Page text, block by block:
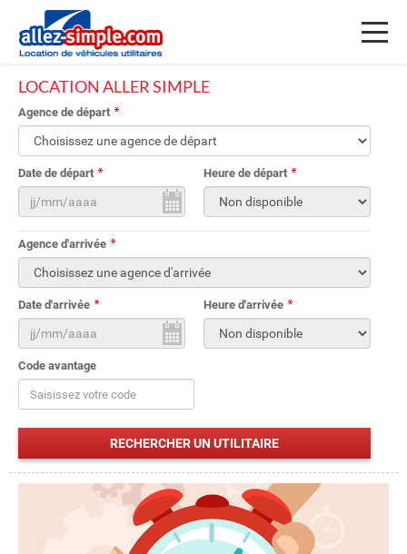
LOCATION ALLER SIMPLE
Agence de départ
Date de départ Heure de départ
Agence d'arrivée
Date d'arrivée Heure d'arrivée
Code avantage